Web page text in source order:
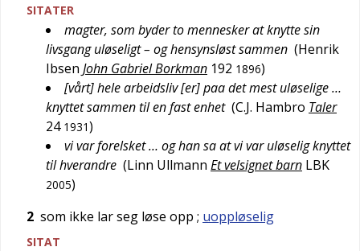
SITATER
magter, som byder to mennesker at knytte sin
livsgang uløseligt – og hensynsløst sammen (Henrik
Ibsen John Gabriel Borkman 192 1896)
[vårt] hele arbeidsliv [er] paa det mest uløselige …
knyttet sammen til en fast enhet (C.J. Hambro Taler
24 1931)
vi var forelsket … og han sa at vi var uløselig knyttet
til hverandre (Linn Ullmann Et velsignet barn LBK
2005)
2 som ikke lar seg løse opp ; uoppløselig
SITAT